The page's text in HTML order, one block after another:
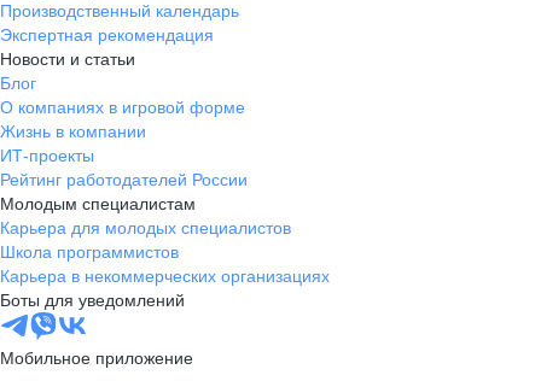
Производственный календарь
Экспертная рекомендация
Новости и статьи
Блог
О компаниях в игровой форме
Жизнь в компании
ИТ-проекты
Рейтинг работодателей России
Молодым специалистам
Карьера для молодых специалистов
Школа программистов
Карьера в некоммерческих организациях
Боты для уведомлений
Мобильное приложение